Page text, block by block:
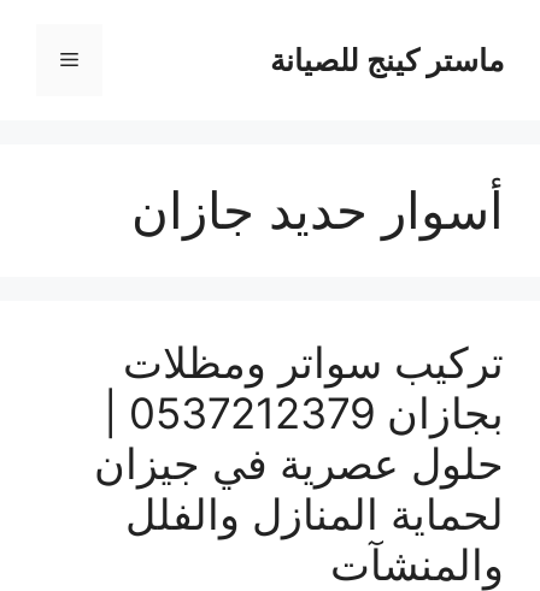
المحتوىماستر كينج للصيانة القائمة
أسوار حديد جازان
تركيب سواتر ومظلات
حلول عصرية في جيزان
لحماية المنازل والفلل
والمنشآت